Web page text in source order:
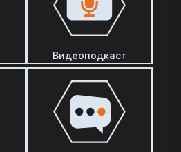
Видеоподкаст